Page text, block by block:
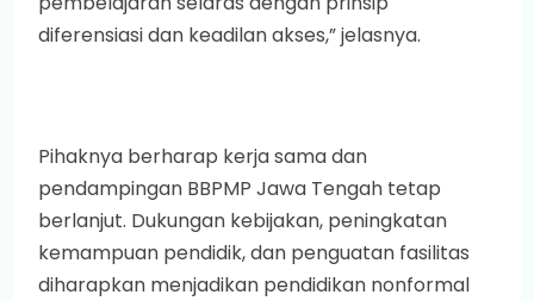
diferensiasi dan keadilan akses,” jelasnya.
Pihaknya berharap kerja sama dan
pendampingan BBPMP Jawa Tengah tetap
berlanjut. Dukungan kebijakan, peningkatan
kemampuan pendidik, dan penguatan fasilitas
diharapkan menjadikan pendidikan nonformal